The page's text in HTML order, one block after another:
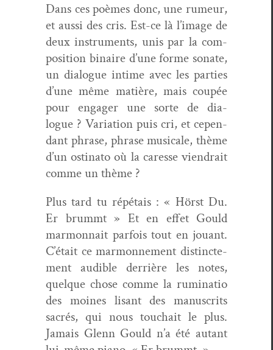
Dans ces poèmes donc, une rumeur,
et aus­si des cris. Est-ce là l’image de
deux instru­ments, unis par la com­
po­si­tion binaire d’une forme sonate,
un dia­logue intime avec les par­ties
d’une même matière, mais coupée
pour engager une sorte de dia­
logue ? Vari­a­tion puis cri, et cepen­
dant phrase, phrase musi­cale, thème
d’unosti­na­to où la caresse viendrait
comme un thème ?
Plus tard tu répé­tais: « HörstDu.
Er brummt» Et en effet Gould
mar­mon­nait par­fois tout en jouant.
C’était ce mar­mon­nement dis­tincte­
ment audi­ble der­rière les notes,
quelque chose comme la rumi­na­tio
des moines lisant des man­u­scrits
sacrés, qui nous touchait le plus.
Jamais Glenn Gould n’a été autant